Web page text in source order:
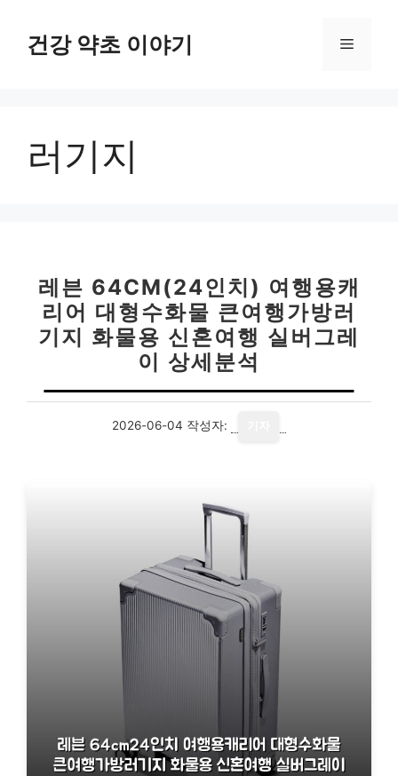
건강 약초 이야기 메
러기지
레븐 64CM(24인치) 여행용캐
리어 대형수화물 큰여행가방러
기지 화물용 신혼여행 실버그레
이 상세분석
2026-06-04 작성자: